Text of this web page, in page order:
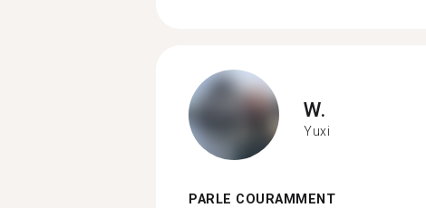
W.
Yuxi
PARLE COURAMMENT